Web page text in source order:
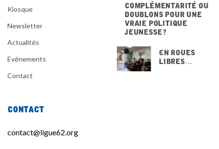
Kiosque
Newsletter
Actualités
Evénements
Contact
Complémentarité ou
doublons pour une
vraie politique
jeunesse ?
En Roues
Libres…
Contact
contact@ligue62.org